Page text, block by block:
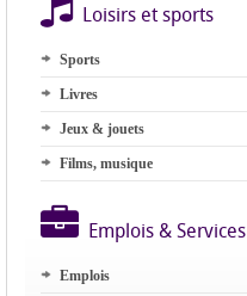
Loisirs et sports
Sports
Livres
Jeux & jouets
Films, musique
Emplois & Services
Emplois